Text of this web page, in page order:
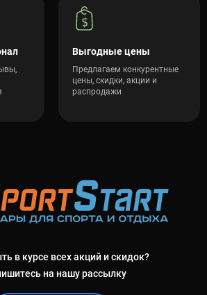
Выгодные цены
Предлагаем конкурентные
цены, скидки, акции и
распродажи
в курсе всех акций и скидок?
на нашу рассылку